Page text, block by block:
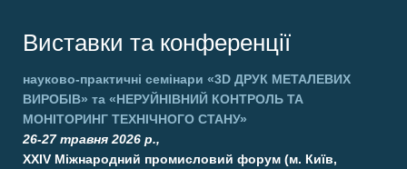
Виставки та конференції
науково-практичні семінари «3D ДРУК МЕТАЛЕВИХ
ВИРОБІВ» та «НЕРУЙНІВНИЙ КОНТРОЛЬ ТА
МОНІТОРИНГ ТЕХНІЧНОГО СТАНУ»
26-27 травня 2026 р.,
XXIV Міжнародний промисловий форум (м. Київ,